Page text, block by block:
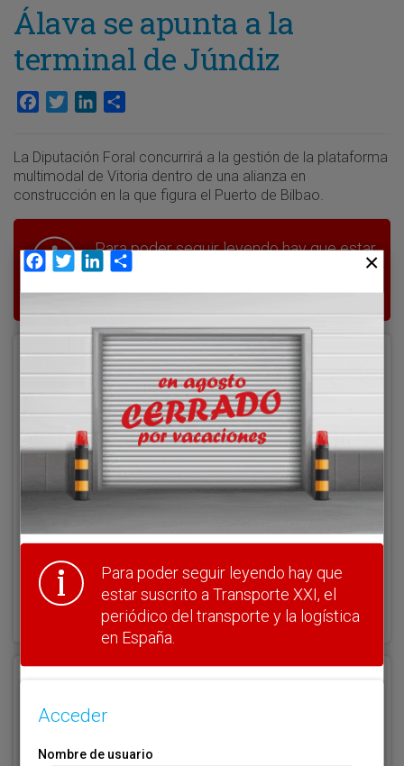
Álava se apunta a la
terminal de Júndiz
Facebook
TwitterLinkedIn
La Diputación Foral concurrirá a la gestión de la plataforma
multimodal de Vitoria dentro de una alianza en
construcción en la que figura el Puerto de Bilbao.
Para poder seguir leyendo hay que estar
suscrito a Transporte XXI, el periódico
del transporte y la logística en España.
Nombre de usuario
¿Olvidó su clave?
Haga clic aquí para recuperarla.
Facebook
TwitterLinkedIn
Para poder seguir leyendo hay que
estar suscrito a Transporte XXI, el
periódico del transporte y la logística
en España.
Acceder
Nombre de usuario